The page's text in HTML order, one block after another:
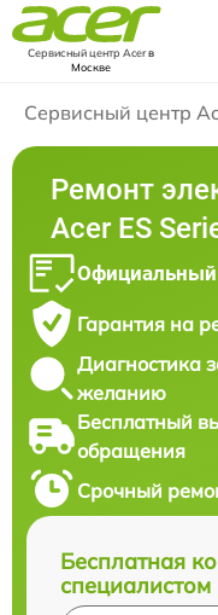
Сервисный центр Acerв
Москве
Сервисный центр
Ремонт
Acer ES
Официальный
Гарантия на
Диагностика
желанию
Бесплатный
обращения
Срочный
Бесплатная
специалистом